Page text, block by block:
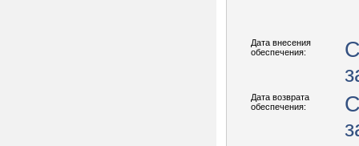
Дата внесения
обеспечения:
Дата возврата
обеспечения: